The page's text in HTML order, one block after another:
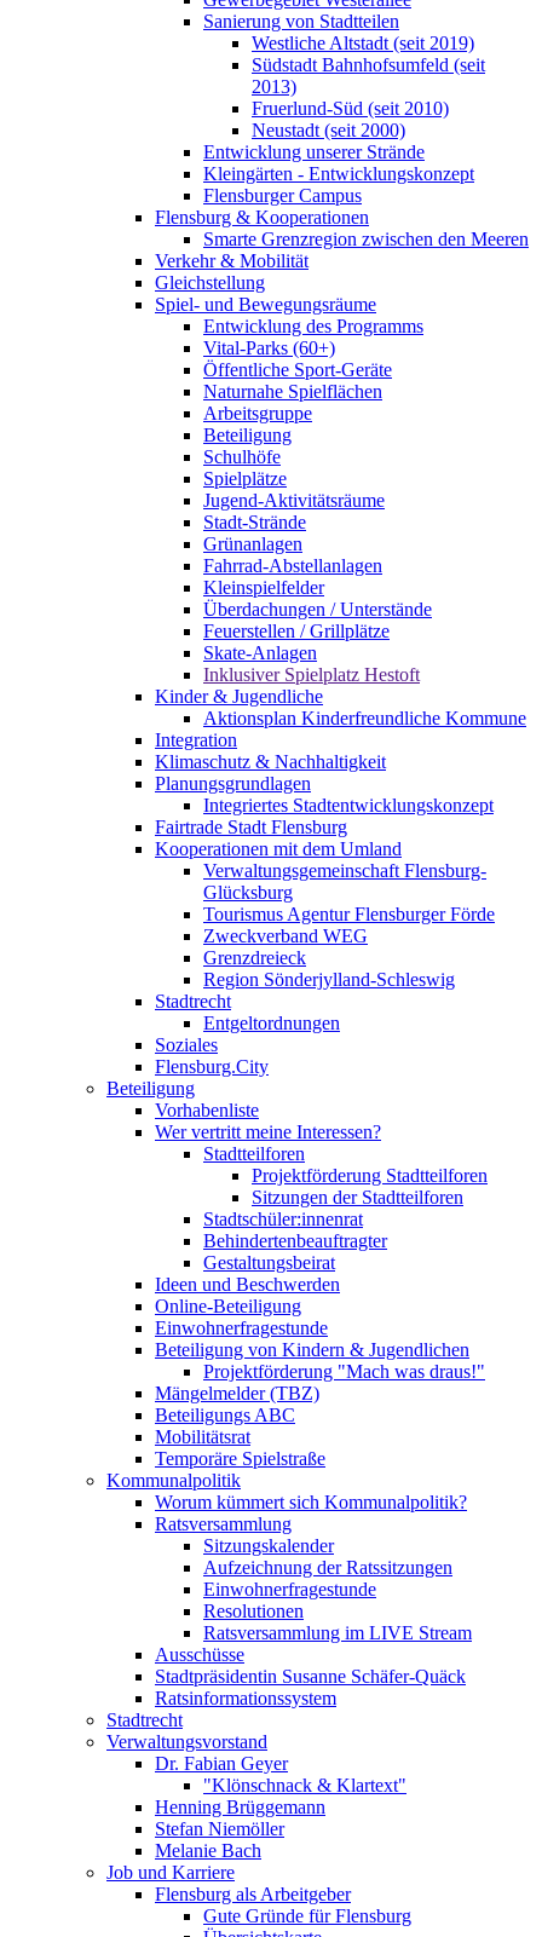
Sanierung von Stadtteilen
Westliche Altstadt (seit 2019)
Südstadt Bahnhofsumfeld (seit
2013)
Fruerlund-Süd (seit 2010)
Neustadt (seit 2000)
Entwicklung unserer Strände
Kleingärten - Entwicklungskonzept
Flensburger Campus
Flensburg & Kooperationen
Smarte Grenzregion zwischen den Meeren
Verkehr & Mobilität
Gleichstellung
Spiel- und Bewegungsräume
Entwicklung des Programms
Vital-Parks (60+)
Öffentliche Sport-Geräte
Naturnahe Spielflächen
Arbeitsgruppe
Beteiligung
Schulhöfe
Spielplätze
Jugend-Aktivitätsräume
Stadt-Strände
Grünanlagen
Fahrrad-Abstellanlagen
Kleinspielfelder
Überdachungen / Unterstände
Feuerstellen / Grillplätze
Skate-Anlagen
Inklusiver Spielplatz Hestoft
Kinder & Jugendliche
Aktionsplan Kinderfreundliche Kommune
Integration
Klimaschutz & Nachhaltigkeit
Planungsgrundlagen
Integriertes Stadtentwicklungskonzept
Fairtrade Stadt Flensburg
Kooperationen mit dem Umland
Verwaltungsgemeinschaft Flensburg-
Glücksburg
Tourismus Agentur Flensburger Förde
Zweckverband WEG
Grenzdreieck
Region Sönderjylland-Schleswig
Stadtrecht
Entgeltordnungen
Soziales
Flensburg.City
Beteiligung
Vorhabenliste
Wer vertritt meine Interessen?
Stadtteilforen
Projektförderung Stadtteilforen
Sitzungen der Stadtteilforen
Stadtschüler:innenrat
Behindertenbeauftragter
Gestaltungsbeirat
Ideen und Beschwerden
Online-Beteiligung
Einwohnerfragestunde
Beteiligung von Kindern & Jugendlichen
Projektförderung "Mach was draus!"
Mängelmelder (TBZ)
Beteiligungs ABC
Mobilitätsrat
Temporäre Spielstraße
Kommunalpolitik
Worum kümmert sich Kommunalpolitik?
Ratsversammlung
Sitzungskalender
Aufzeichnung der Ratssitzungen
Einwohnerfragestunde
Resolutionen
Ratsversammlung im LIVE Stream
Ausschüsse
Stadtpräsidentin Susanne Schäfer-Quäck
Ratsinformationssystem
Stadtrecht
Verwaltungsvorstand
Dr. Fabian Geyer
"Klönschnack & Klartext"
Henning Brüggemann
Stefan Niemöller
Melanie Bach
Job und Karriere
Flensburg als Arbeitgeber
Gute Gründe für Flensburg